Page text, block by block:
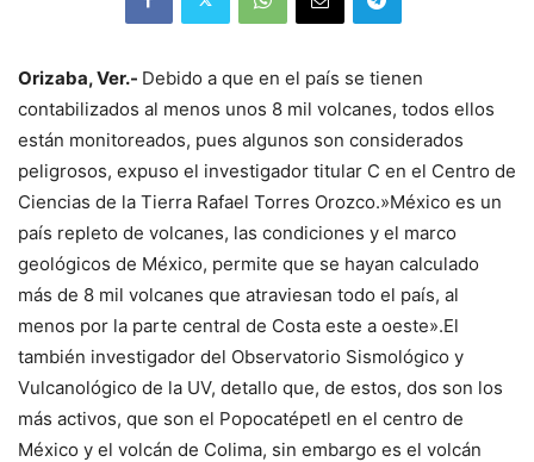
Orizaba, Ver.- Debido a que en el país se tienen
contabilizados al menos unos 8 mil volcanes, todos ellos
están monitoreados, pues algunos son considerados
peligrosos, expuso el investigador titular C en el Centro de
Ciencias de la Tierra Rafael Torres Orozco.»México es un
país repleto de volcanes, las condiciones y el marco
geológicos de México, permite que se hayan calculado
más de 8 mil volcanes que atraviesan todo el país, al
menos por la parte central de Costa este a oeste».El
también investigador del Observatorio Sismológico y
Vulcanológico de la UV, detallo que, de estos, dos son los
más activos, que son el Popocatépetl en el centro de
México y el volcán de Colima, sin embargo es el volcán